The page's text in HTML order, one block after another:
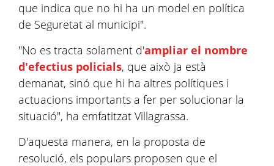
que indica que no hi ha un model en política
de Seguretat al municipi".
"No es tracta solament d'ampliar el nombre
d'efectius policials, que això ja està
demanat, sinó que hi ha altres polítiques i
actuacions importants a fer per solucionar la
situació", ha emfatitzat Villagrassa.
D'aquesta manera, en la proposta de
resolució, els populars proposen que el